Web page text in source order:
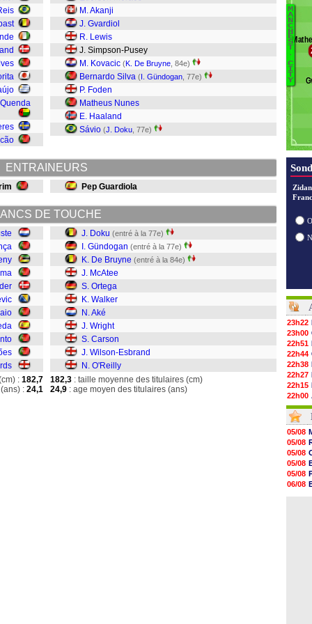
M. Akanji
J. Gvardiol
R. Lewis
J. Simpson-Pusey
M. Kovacic (K. De Bruyne , 84e)
Bernardo Silva (I. Gündogan , 77e)
P. Foden
Matheus Nunes
E. Haaland
Sávio (J. Doku , 77e)
ENTRAINEURS
Pep Guardiola
DE TOUCHE
J. Doku (entré à la 77e)
I. Gündogan (entré à la 77e)
K. De Bruyne (entré à la 84e)
J. McAtee
S. Ortega
K. Walker
N. Aké
J. Wright
S. Carson
J. Wilson-Esbrand
N. O'Reilly
: 182,7
: 24,1
182,3 : taille moyenne des titulaires (cm)
24,9 : age moyen des titulaires (ans)
M
A
N
C
H
E
S
T
.
C
I
T
Y
23h22
23h00
22h51
22h44
22h38
22h27
22h15
22h00
21h48
21h39
21h26
21h05
20h47
20h30
20h18
20h04
19h47
05/08
05/08
05/08
05/08
05/08
06/08